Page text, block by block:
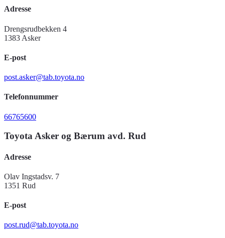
Adresse
Drengsrudbekken 4
1383 Asker
E-post
post.asker@tab.toyota.no
Telefonnummer
66765600
Toyota Asker og Bærum avd. Rud
Adresse
Olav Ingstadsv. 7
1351 Rud
E-post
post.rud@tab.toyota.no